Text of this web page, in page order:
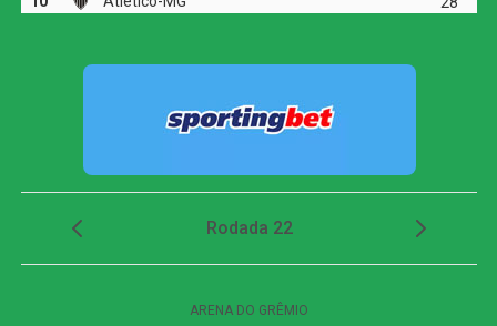
cobrança de escanteio. Gilberto desviou a bola na
finalização, porém, explodiu no travessão e quase
pouca efetividade ofensiva apresentada durante a